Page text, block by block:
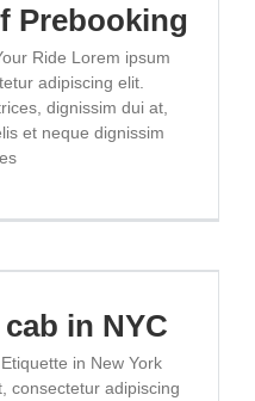
SERVICIOS
ESCRÍBENOS
Prebooking
Ride Lorem ipsum
adipiscing elit.
dignissim dui at,
et neque dignissim
in NYC
in New York
consectetur adipiscing